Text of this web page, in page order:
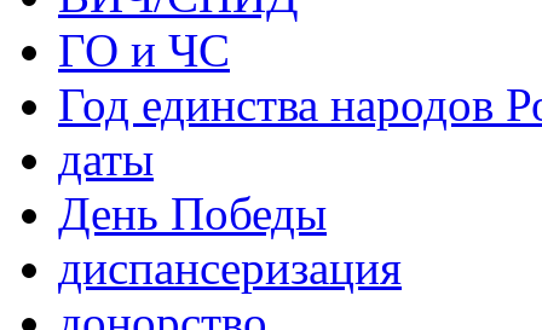
ГО и ЧС
Год единства народов
даты
День Победы
диспансеризация